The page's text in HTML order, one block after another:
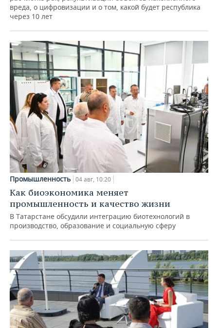
вреда, о цифровизации и о том, какой будет республика
через 10 лет
Промышленность 04 авг, 10:20
Как биоэкономика меняет
промышленность и качество жизни
В Татарстане обсудили интеграцию биотехнологий в
производство, образование и социальную сферу